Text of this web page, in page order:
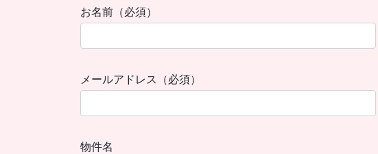
お名前（必須）
メールアドレス（必須）
物件名